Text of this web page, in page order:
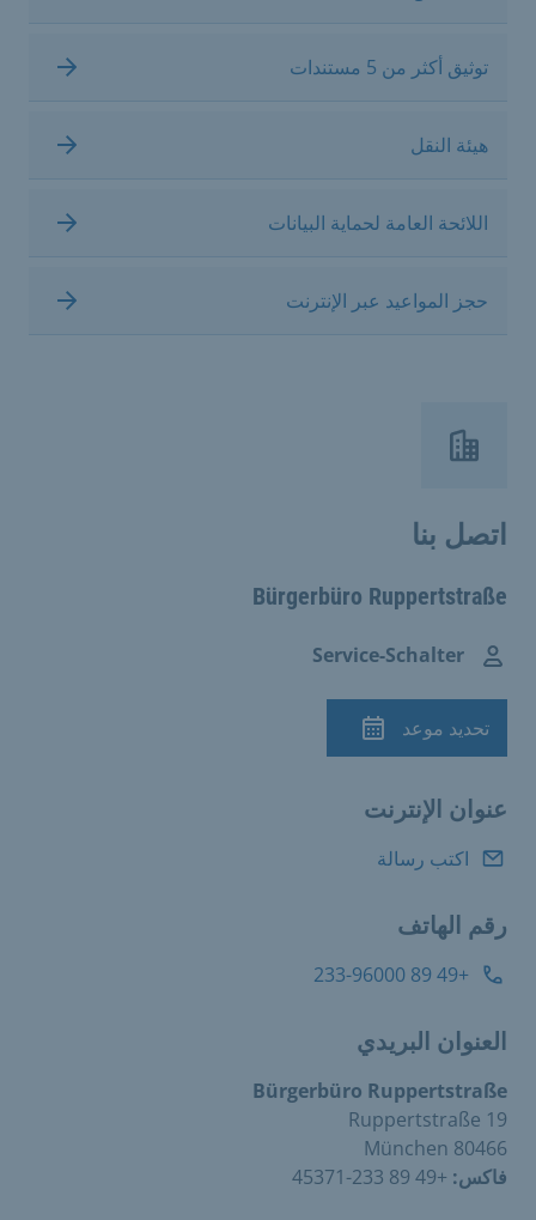
توثيق أكثر من 5 مستندات
هيئة النقل
اللائحة العامة لحماية البيانات
حجز المواعيد عبر الإنترنت
اتصل بنا
Bürgerbüro Ruppertstraße
Service-Schalter
الموعد
تحديد موعد
عنوان الإنترنت
اكتب رسالة
رقم الهاتف
+49 89 233-96000
العنوان البريدي
Bürgerbüro Ruppertstraße
Ruppertstraße 19
80466 München
فاكس: +49 89 233-45371